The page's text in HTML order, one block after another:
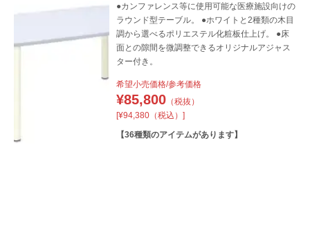
●カンファレンス等に使用可能な医療施設向けの
ラウンド型テーブル。 ●ホワイトと2種類の木目
調から選べるポリエステル化粧板仕上げ。 ●床
面との隙間を微調整できるオリジナルアジャス
ター付き。
希望小売価格/参考価格
¥85,800（税抜）
[¥94,380（税込）]
【36種類のアイテムがあります】